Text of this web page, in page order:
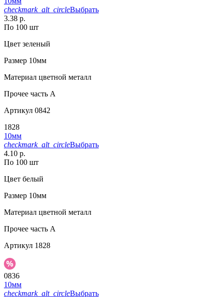
checkmark_alt_circleВыбрать
3.38 р.
По 100 шт
Цвет зеленый
Размер 10мм
Материал цветной металл
Прочее часть A
Артикул 0842
1828
10мм
checkmark_alt_circleВыбрать
4.10 р.
По 100 шт
Цвет белый
Размер 10мм
Материал цветной металл
Прочее часть A
Артикул 1828
0836
10мм
checkmark_alt_circleВыбрать